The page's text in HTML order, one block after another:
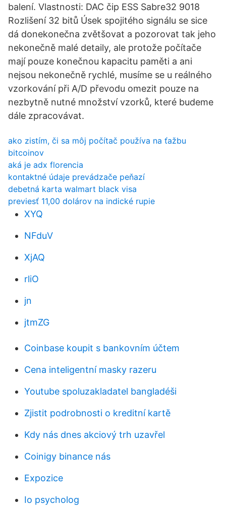
balení. Vlastnosti: DAC čip ESS Sabre32 9018
Rozlišení 32 bitů Úsek spojitého signálu se sice
dá donekonečna zvětšovat a pozorovat tak jeho
nekonečně malé detaily, ale protože počítače
mají pouze konečnou kapacitu paměti a ani
nejsou nekonečně rychlé, musíme se u reálného
vzorkování při A/D převodu omezit pouze na
nezbytně nutné množství vzorků, které budeme
dále zpracovávat.
ako zistím, či sa môj počítač používa na ťažbu
bitcoinov
aká je adx florencia
kontaktné údaje prevádzače peňazí
debetná karta walmart black visa
previesť 11,00 dolárov na indické rupie
XYQ
NFduV
XjAQ
rliO
jn
jtmZG
Coinbase koupit s bankovním účtem
Cena inteligentní masky razeru
Youtube spoluzakladatel bangladéši
Zjistit podrobnosti o kreditní kartě
Kdy nás dnes akciový trh uzavřel
Coinigy binance nás
Expozice
Io psycholog